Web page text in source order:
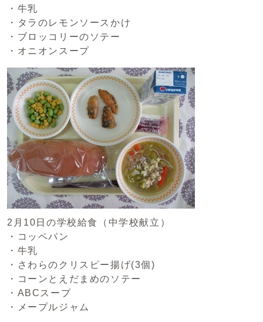
・牛乳
・タラのレモンソースかけ
・ブロッコリーのソテー
・オニオンスープ
2月10日の学校給食（中学校献立）
・コッペパン
・牛乳
・さわらのクリスピー揚げ(3個)
・コーンとえだまめのソテー
・ABCスープ
・メープルジャム